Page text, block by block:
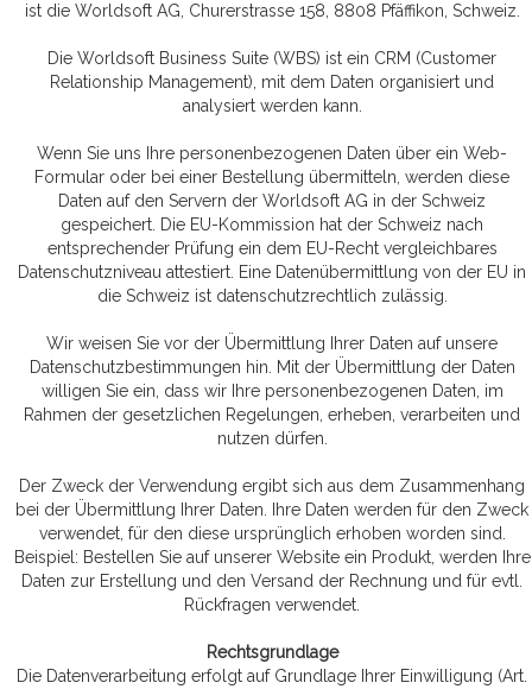
ist die Worldsoft AG, Churerstrasse 158, 8808 Pfäffikon, Schweiz.
Die Worldsoft Business Suite (WBS) ist ein CRM (Customer
Relationship Management), mit dem Daten organisiert und
analysiert werden kann.
Wenn Sie uns Ihre personenbezogenen Daten über ein Web-
Formular oder bei einer Bestellung übermitteln, werden diese
Daten auf den Servern der Worldsoft AG in der Schweiz
gespeichert. Die EU-Kommission hat der Schweiz nach
entsprechender Prüfung ein dem EU-Recht vergleichbares
Datenschutzniveau attestiert. Eine Datenübermittlung von der EU in
die Schweiz ist datenschutzrechtlich zulässig.
Wir weisen Sie vor der Übermittlung Ihrer Daten auf unsere
Datenschutzbestimmungen hin. Mit der Übermittlung der Daten
willigen Sie ein, dass wir Ihre personenbezogenen Daten, im
Rahmen der gesetzlichen Regelungen, erheben, verarbeiten und
nutzen dürfen.
Der Zweck der Verwendung ergibt sich aus dem Zusammenhang
bei der Übermittlung Ihrer Daten. Ihre Daten werden für den Zweck
verwendet, für den diese ursprünglich erhoben worden sind.
Beispiel: Bestellen Sie auf unserer Website ein Produkt, werden Ihre
Daten zur Erstellung und den Versand der Rechnung und für evtl.
Rückfragen verwendet.
Rechtsgrundlage
Die Datenverarbeitung erfolgt auf Grundlage Ihrer Einwilligung (Art.